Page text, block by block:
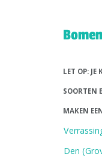
LET OP: JE
SOORTEN
MAKEN
Den